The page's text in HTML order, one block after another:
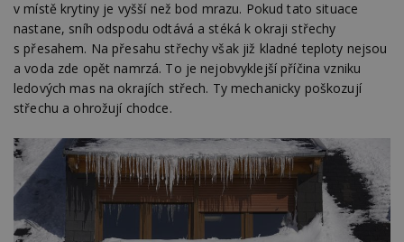
v místě krytiny je vyšší než bod mrazu. Pokud tato situace
nastane, sníh odspodu odtává a stéká k okraji střechy
s přesahem. Na přesahu střechy však již kladné teploty nejsou
a voda zde opět namrzá. To je nejobvyklejší příčina vzniku
ledových mas na okrajích střech. Ty mechanicky poškozují
střechu a ohrožují chodce.